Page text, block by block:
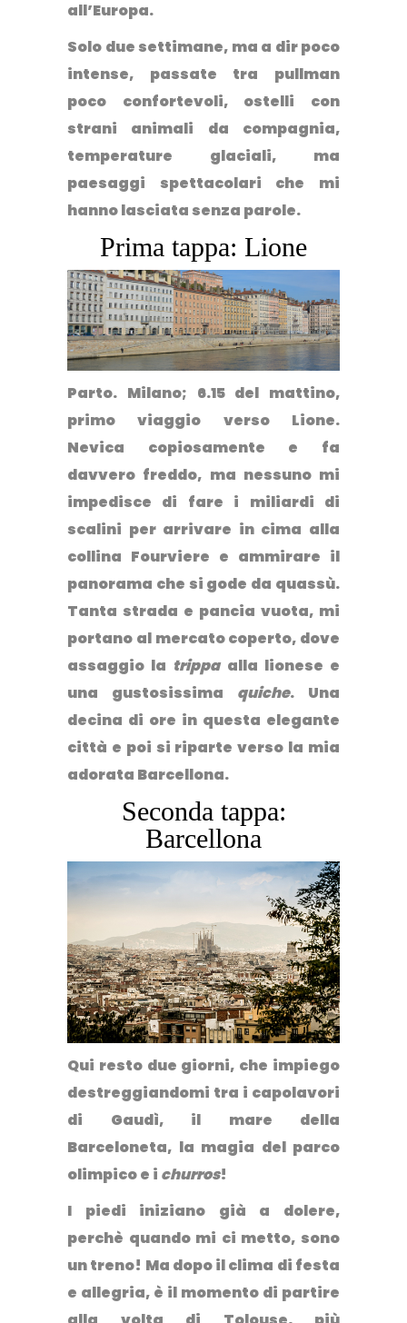
all’Europa.
Solo due settimane, ma a dir poco
intense, passate tra pullman
poco confortevoli, ostelli con
strani animali da compagnia,
temperature glaciali, ma
paesaggi spettacolari che mi
hanno lasciata senza parole.
Prima tappa: Lione
Parto. Milano; 6.15 del mattino,
primo viaggio verso Lione.
Nevica copiosamente e fa
davvero freddo, ma nessuno mi
impedisce di fare i miliardi di
scalini per arrivare in cima alla
collina Fourviere e ammirare il
panorama che si gode da quassù.
Tanta strada e pancia vuota, mi
portano al mercato coperto, dove
assaggio la trippa alla lionese e
una gustosissima quiche. Una
decina di ore in questa elegante
città e poi si riparte verso la mia
adorata Barcellona.
Seconda tappa:
Barcellona
Qui resto due giorni, che impiego
destreggiandomi tra i capolavori
di Gaudì, il mare della
Barceloneta, la magia del parco
olimpico e i churros!
I piedi iniziano già a dolere,
perchè quando mi ci metto, sono
un treno! Ma dopo il clima di festa
e allegria, è il momento di partire